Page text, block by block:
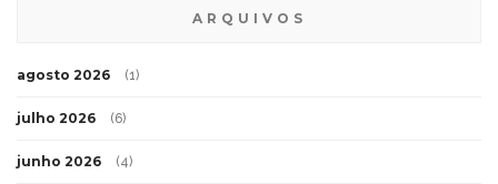
ARQUIVOS
agosto 2026 (1)
julho 2026 (6)
junho 2026 (4)